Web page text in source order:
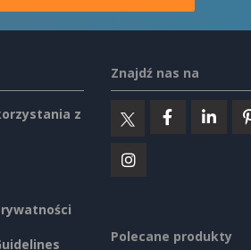
z
Znajdź nas na
Polecane produkty